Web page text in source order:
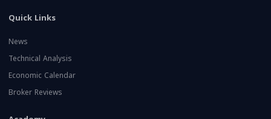
Quick Links
News
Technical Analysis
Economic Calendar
Broker Reviews